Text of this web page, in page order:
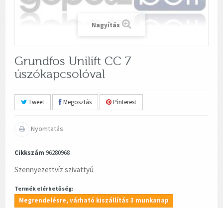
Nagyítás
Grundfos Unilift CC 7
úszókapcsolóval
Tweet Megosztás Pinterest
Nyomtatás
Cikkszám 96280968
Szennyezettvíz szivattyú
Termék elérhetőség:
Megrendelésre, várható kiszállítás 3 munkanap